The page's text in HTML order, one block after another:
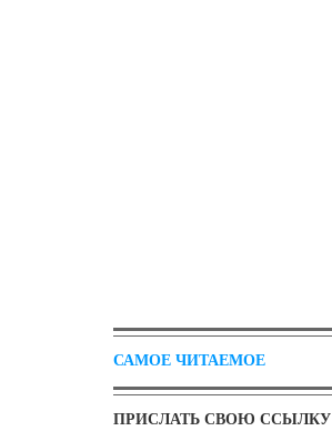
САМОЕ ЧИТАЕМОЕ
ПРИСЛАТЬ СВОЮ ССЫЛКУ